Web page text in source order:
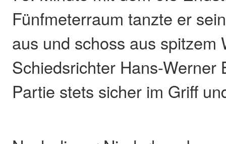
Fünfmeterraum tanzte er
aus und schoss aus spitzem
Schiedsrichter Hans-Werner
Partie stets sicher im Griff